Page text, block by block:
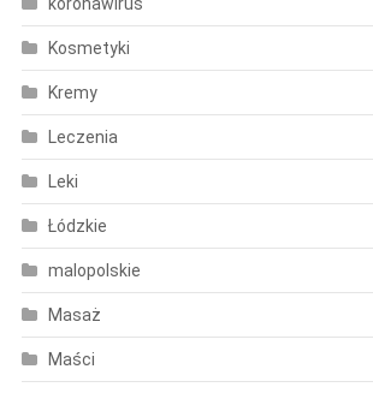
koronawirus
Kosmetyki
Kremy
Leczenia
Leki
Łódzkie
malopolskie
Masaż
Maści